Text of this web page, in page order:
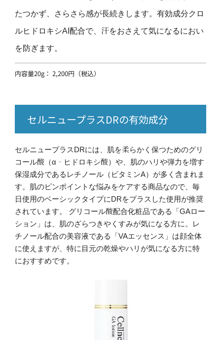
たつかず、さらさら感が長続きします。有効成分クロ
ルヒドロキシAI配合で、汗をおさえて気になるにおい
を防ぎます​。
内容量20g： 2,200円（税込）
セルニュープラスDRの有効成分
セルニュープラスDRには、肌を柔らかく保つためのグリ
コール酸（α‐ヒドロキシ酸）や、肌のハリや弾力を増す
保湿成分であるレチノール（ビタミンA）が多く含まれま
す。肌のピンポイントな悩みをケアする商品なので、毎
日使用のベーシックタイプにDRをプラスした使用が推奨
されています。 グリコール酸配合化粧品である「GAロー
ション」は、肌のざらつきやくすみが気になる方に。レ
チノール配合の美容液である「VAエッセンス」は顔全体
に使えますが、特に目元の乾燥やハリが気になる方に特
におすすめです。